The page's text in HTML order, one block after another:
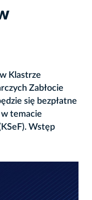
Klastrze
Zabłocie
się bezpłatne
temacie
Wstęp